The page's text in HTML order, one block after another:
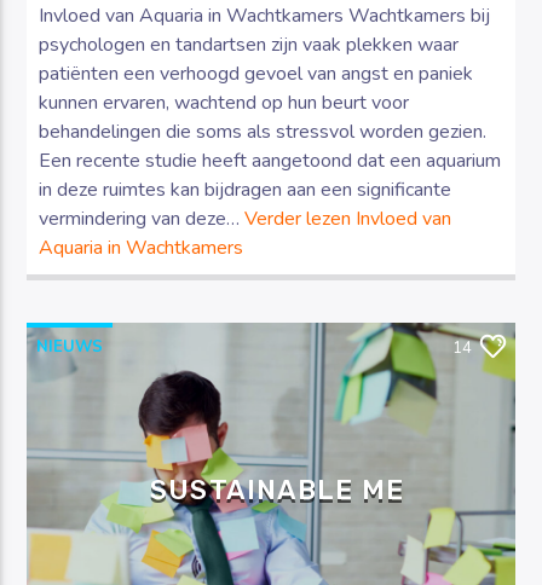
Invloed van Aquaria in Wachtkamers Wachtkamers bij
psychologen en tandartsen zijn vaak plekken waar
patiënten een verhoogd gevoel van angst en paniek
kunnen ervaren, wachtend op hun beurt voor
behandelingen die soms als stressvol worden gezien.
Een recente studie heeft aangetoond dat een aquarium
in deze ruimtes kan bijdragen aan een significante
vermindering van deze…Verder lezen Invloed van
Aquaria in Wachtkamers
NIEUWS 14
SUSTAINABLE ME